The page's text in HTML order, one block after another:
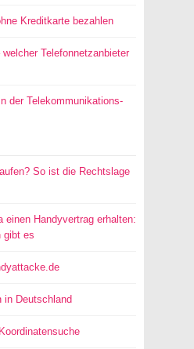
Kreditkarte bezahlen
Telefonnetzanbieter
der Telekommunikations-
So ist die Rechtslage
einen Handyvertrag erhalten:
gibt es
in Deutschland